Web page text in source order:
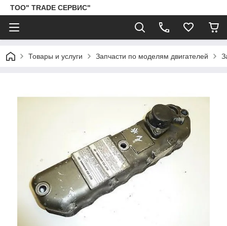
ТОО" TRADE СЕРВИС"
Товары и услуги Запчасти по моделям двигателей